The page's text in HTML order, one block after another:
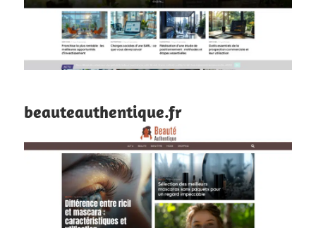
beauteauthentique.fr